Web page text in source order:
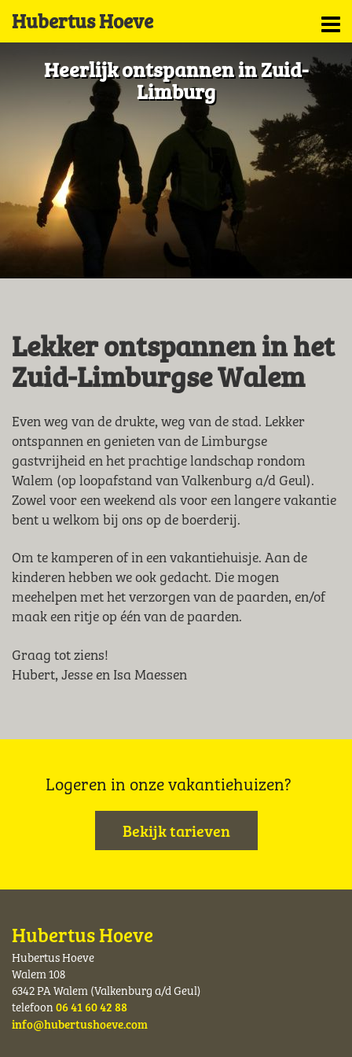
Hubertus Hoeve
Heerlijk ontspannen in Zuid-
Limburg
Lekker ontspannen in het
Zuid-Limburgse Walem
Even weg van de drukte, weg van de stad. Lekker
ontspannen en genieten van de Limburgse
gastvrijheid en het prachtige landschap rondom
Walem (op loopafstand van Valkenburg a/d Geul).
Zowel voor een weekend als voor een langere vakantie
bent u welkom bij ons op de boerderij.
Om te kamperen of in een vakantiehuisje. Aan de
kinderen hebben we ook gedacht. Die mogen
meehelpen met het verzorgen van de paarden, en/of
maak een ritje op één van de paarden.
Graag tot ziens!
Hubert, Jesse en Isa Maessen
Logeren in onze vakantiehuizen?
Bekijk tarieven
Hubertus Hoeve
Hubertus Hoeve
Walem 108
6342 PA Walem (Valkenburg a/d Geul)
telefoon 06 41 60 42 88
info@hubertushoeve.com